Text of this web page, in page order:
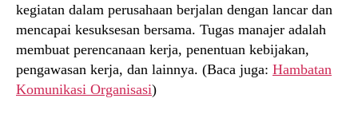
kegiatan dalam perusahaan berjalan dengan lancar dan
mencapai kesuksesan bersama. Tugas manajer adalah
membuat perencanaan kerja, penentuan kebijakan,
pengawasan kerja, dan lainnya. (Baca juga: Hambatan
Komunikasi Organisasi)